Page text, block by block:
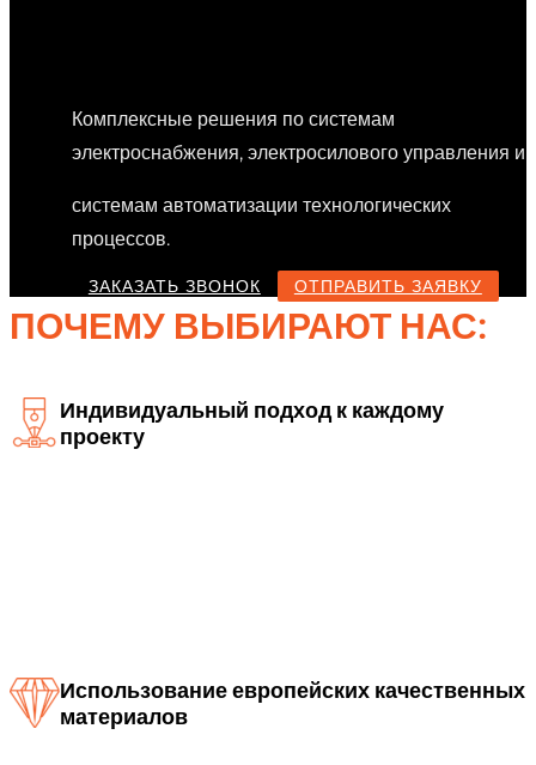
Комплексные решения по системам
электроснабжения, электросилового управления и
системам автоматизации технологических
процессов.
ЗАКАЗАТЬ ЗВОНОК ОТПРАВИТЬ ЗАЯВКУ
ПОЧЕМУ ВЫБИРАЮТ НАС:
Индивидуальный подход к каждому
проекту
Использование европейских качественных
материалов